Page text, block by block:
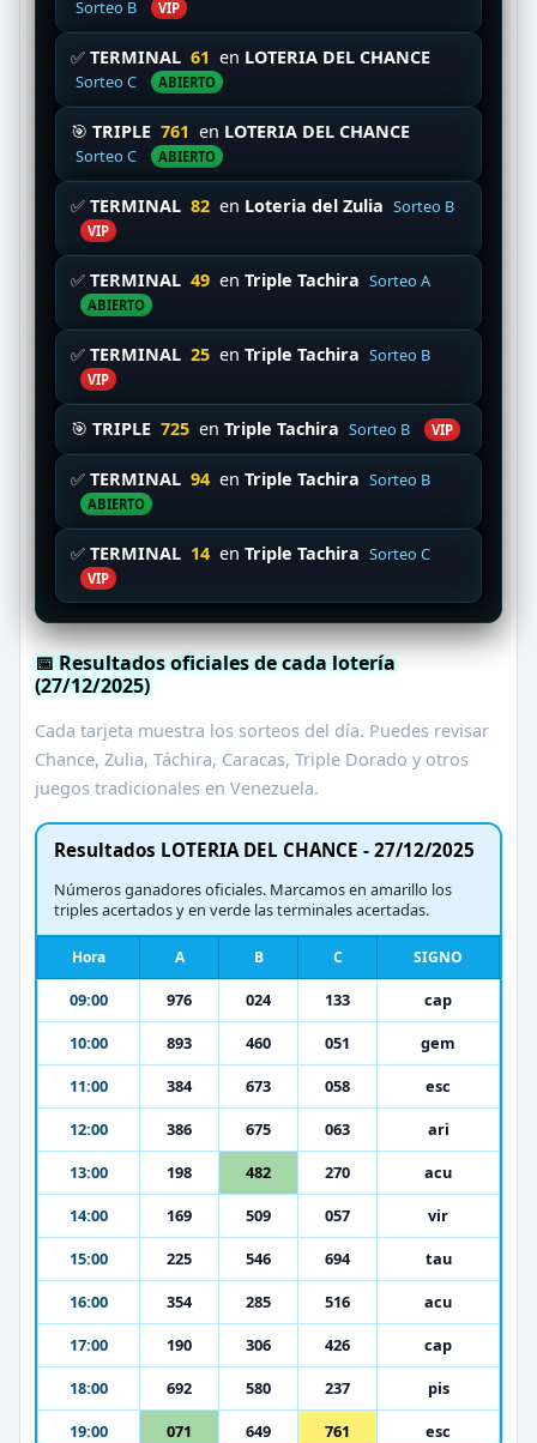
Sorteo B VIP
✅ TERMINAL 61 en LOTERIA DEL CHANCE
Sorteo C ABIERTO
🎯 TRIPLE 761 en LOTERIA DEL CHANCE
Sorteo C ABIERTO
✅ TERMINAL 82 en Loteria del Zulia Sorteo B
VIP
✅ TERMINAL 49 en Triple Tachira Sorteo A
ABIERTO
✅ TERMINAL 25 en Triple Tachira Sorteo B
VIP
🎯 TRIPLE 725 en Triple Tachira Sorteo B VIP
✅ TERMINAL 94 en Triple Tachira Sorteo B
ABIERTO
✅ TERMINAL 14 en Triple Tachira Sorteo C
VIP
📅 Resultados oficiales de cada lotería
(27/12/2025)
Cada tarjeta muestra los sorteos del día. Puedes revisar
Chance, Zulia, Táchira, Caracas, Triple Dorado y otros
juegos tradicionales en Venezuela.
Resultados LOTERIA DEL CHANCE - 27/12/2025
Números ganadores oficiales. Marcamos en amarillo los
triples acertados y en verde las terminales acertadas.
Hora A B C SIGNO
09:00 976 024 133
cap
10:00
893 460 051
gem
11:00
384 673 058
esc
12:00
386 675 063
ari
13:00
198 482 270
acu
14:00
169 509 057
vir
15:00
225 546 694
tau
16:00
354 285 516
acu
17:00
190 306 426
cap
18:00
692 580 237
pis
19:00
071 649 761 esc